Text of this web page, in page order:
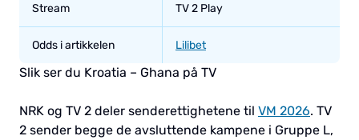
Stream TV 2 Play
Odds i artikkelen Lilibet
Slik ser du Kroatia – Ghana på TV
NRK og TV 2 deler senderettighetene til VM 2026. TV
2 sender begge de avsluttende kampene i Gruppe L,